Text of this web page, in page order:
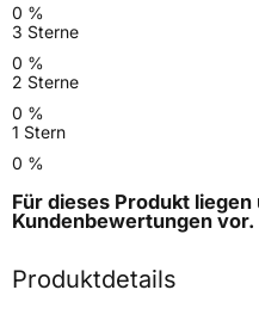
0 %
3 Sterne
0 %
2 Sterne
0 %
1 Stern
0 %
Für dieses Produkt
Kundenbewertungen vor.
Produktdetails